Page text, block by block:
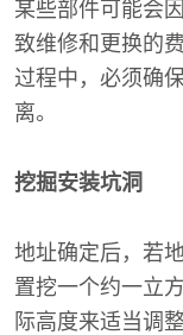
某些部件可能会
致维修和更换的
过程中，必须确
离。
挖掘安装坑洞
地址确定后，若
置挖一个约一立
际高度来适当调